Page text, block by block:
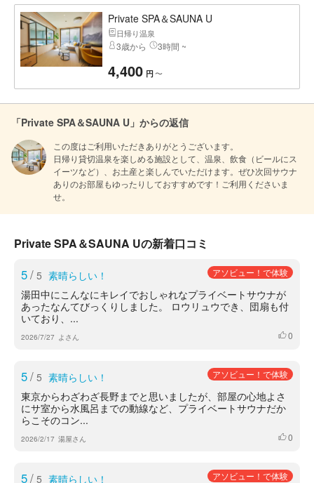
Private SPA＆SAUNA U
日帰り温泉
3歳から 3時間 ~
4,400 円 〜
「Private SPA＆SAUNA U」からの返信
この度はご利用いただきありがとうございます。
日帰り貸切温泉を楽しめる施設として、温泉、飲食（ビールにス
イーツなど）、お土産と楽しんでいただけます。ぜひ次回サウナ
ありのお部屋もゆったりしておすすめです！ご利用くださいま
せ。
Private SPA＆SAUNA Uの新着口コミ
5/ 5 素晴らしい！ アソビュー！で体験
湯田中にこんなにキレイでおしゃれなプライベートサウナが
あったなんてびっくりしました。 ロウリュウでき、団扇も付
いており、...
2026/7/27 よさん いいね
0
5/ 5 素晴らしい！ アソビュー！で体験
東京からわざわざ長野までと思いましたが、部屋の心地よさ
にサ室から水風呂までの動線など、プライベートサウナだか
らこそのコン...
2026/2/17 湯屋さん いいね
0
5/ 5 素晴らしい！ アソビュー！で体験